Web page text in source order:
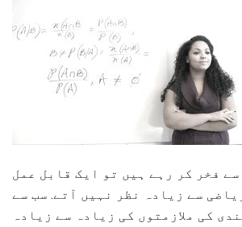
فخر کر رہے ہیں تو ایک قابل عمل
سے زیادہ نظر نہیں آتے. سب سے
کی ملازمتوں کی زیادہ سے زیادہ